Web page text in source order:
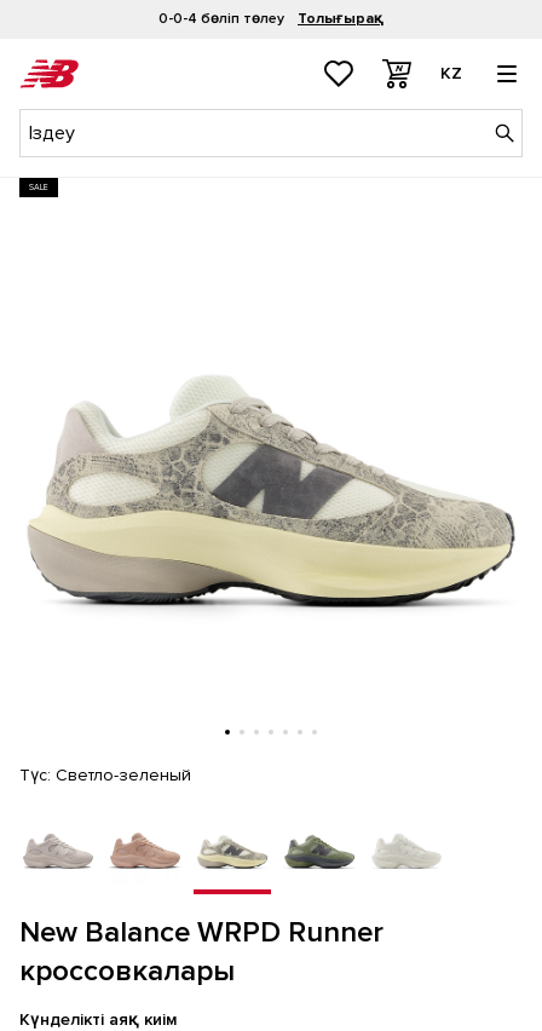
0-0-4 бөліп төлеу Толығырақ
KZ
SALE
New Balance WRPD Runner
кроссовкалары
Күнделікті аяқ киім
Түс: Светло-зеленый